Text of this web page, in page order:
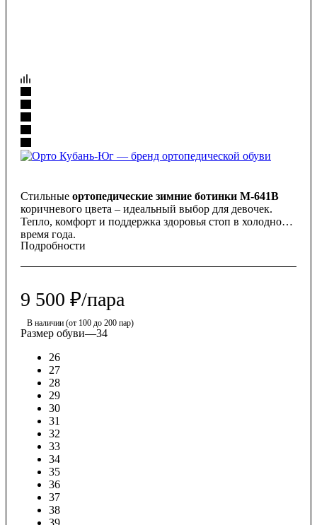
Стильные ортопедические зимние ботинки М-641В
коричневого цвета – идеальный выбор для девочек.
Тепло, комфорт и поддержка здоровья стоп в холодное
время года.
Подробности
9 500 ₽/пара
В наличии (от 100 до 200 пар)
Размер обуви—34
26
27
28
29
30
31
32
33
34
35
36
37
38
39